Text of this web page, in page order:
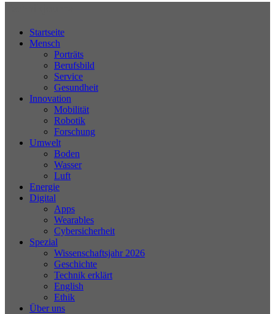
Startseite
Mensch
Porträts
Berufsbild
Service
Gesundheit
Innovation
Mobilität
Robotik
Forschung
Umwelt
Boden
Wasser
Luft
Energie
Digital
Apps
Wearables
Cybersicherheit
Spezial
Wissenschaftsjahr 2026
Geschichte
Technik erklärt
English
Ethik
Über uns